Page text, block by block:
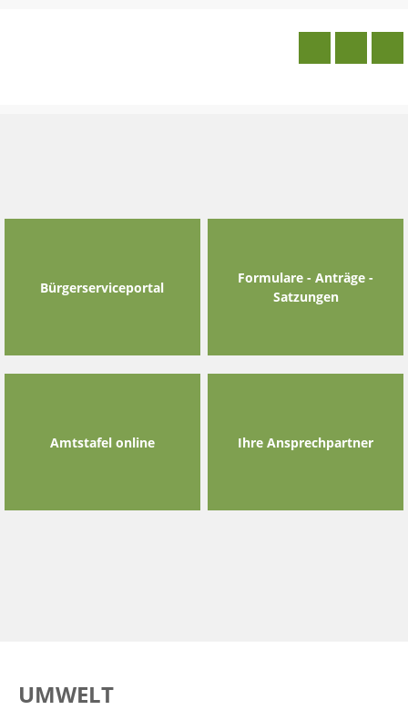
Bürgerserviceportal
Formulare - Anträge -
Satzungen
Amtstafel online Ihre Ansprechpartner
UMWELT